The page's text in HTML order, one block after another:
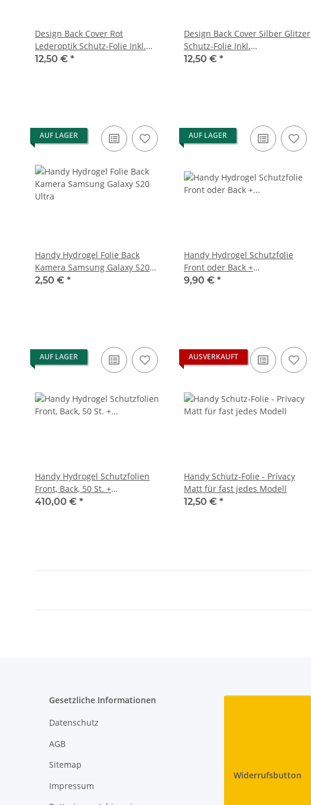
Design Back Cover Rot
Lederoptik Schutz-Folie Inkl.
Auftragungshilfe Set
12,50 € *
Design Back Cover Silber Glitzer
Schutz-Folie Inkl.
Auftragungshilfe Set
12,50 € *
AUF LAGER
Handy Hydrogel Folie Back
Kamera Samsung Galaxy S20
Ultra
2,50 € *
AUF LAGER
Handy Hydrogel Schutzfolie
Front oder Back +
Auftragungshilfe Set
9,90 € *
AUF LAGER
Handy Hydrogel Schutzfolien
Front, Back, 50 St. +
Auftragungshilfe Set
410,00 € *
AUSVERKAUFT
Handy Schutz-Folie - Privacy
Matt für fast jedes Modell
12,50 € *
Gesetzliche Informationen
Datenschutz
AGB
Sitemap
Impressum
Widerrufsbutton